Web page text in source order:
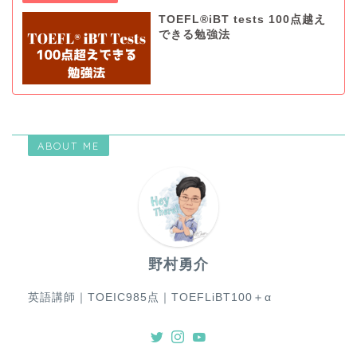
TOEFL®iBT tests 100点越え
できる勉強法
ABOUT ME
野村勇介
英語講師｜TOEIC985点｜TOEFLiBT100＋α